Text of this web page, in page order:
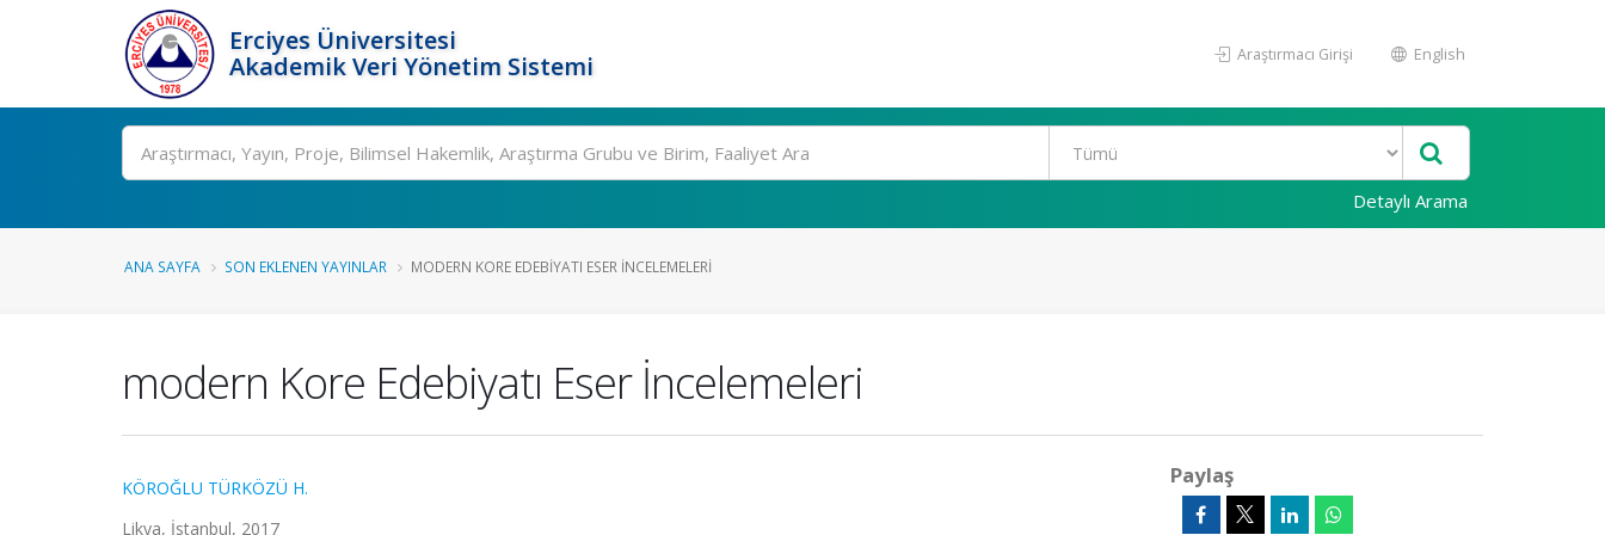
Erciyes Üniversitesi
Akademik Veri Yönetim Sistemi
Araştırmacı Girişi English
Ara
Detaylı Arama
ANA SAYFA SON EKLENEN YAYINLAR MODERN KORE EDEBIYATI ESER İNCELEMELERI
modern Kore Edebiyatı Eser İncelemeleri
KÖROĞLU TÜRKÖZÜ H.
Likya, İstanbul, 2017
Paylaş